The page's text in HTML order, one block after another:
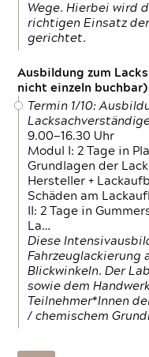
Wege. Hierbei wird
richtigen Einsatz
gerichtet.
Ausbildung zum
nicht einzeln buchbar)
Termin 1/10:
9.00—16.30 Uhr
Modul I: 2 Tage in
Grundlagen der
Hersteller +
Schäden am
II: 2 Tage in
La…
Diese
Fahrzeuglackierung
Blickwinkeln. Der
sowie dem
Teilnehmer*Innen
/ chemischem